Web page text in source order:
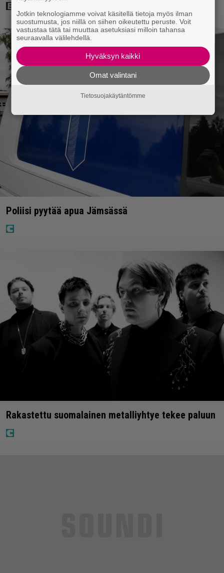
Poliisi pyytää apua Jämsässä
Rakastettu suomalainen metalliyhtye tekee paluun
Jotkin teknologiamme voivat käsitellä tietoja myös ilman
suostumusta, jos niillä on siihen oikeutettu peruste. Voit
vastustaa tätä tai muuttaa asetuksiasi milloin tahansa
seuraavalla välilehdellä.
Hyväksyn kaikki
Omat valintani
Tietosuojakäytäntömme